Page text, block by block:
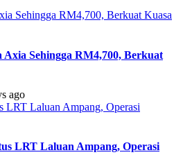
Sehingga RM4,700, Berkuat Kuasa
Sehingga RM4,700, Berkuat
ago
LRT Laluan Ampang, Operasi
LRT Laluan Ampang, Operasi